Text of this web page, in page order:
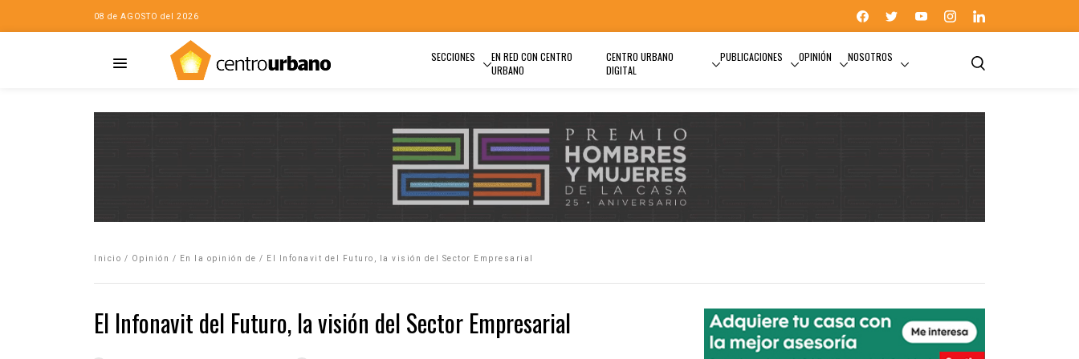
08 de AGOSTO del 2026
SECCIONES
EN RED CON CENTRO
URBANO
CENTRO URBANO
DIGITAL
PUBLICACIONES OPINIÓN NOSOTROS
Inicio / Opinión / En la opinión de / El Infonavit del Futuro, la visión del Sector Empresarial
El Infonavit del Futuro, la visión del Sector Empresarial